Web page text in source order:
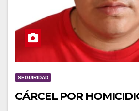
SEGUIRIDAD
CÁRCEL POR